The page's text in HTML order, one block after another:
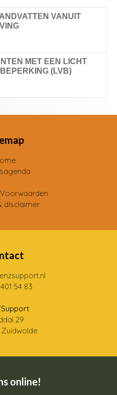
VANUIT
MET EEN LICHT
(LVB)
disclaimer
54 83
29
Zuidwolde
online!